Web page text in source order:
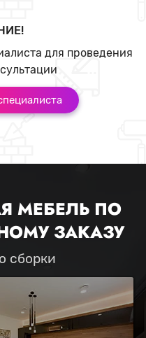
для проведения
МЕБЕЛЬ ПО
ЗАКАЗУ
сборки